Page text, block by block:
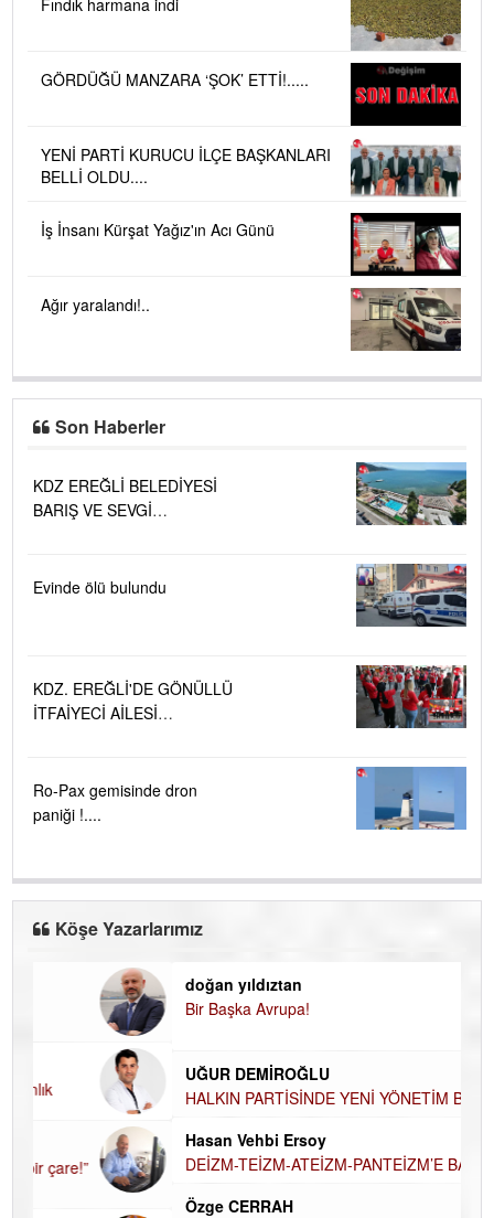
Fındık harmana indi
GÖRDÜĞÜ MANZARA ‘ŞOK’ ETTİ!.....
YENİ PARTİ KURUCU İLÇE BAŞKANLARI
BELLİ OLDU....
İş İnsanı Kürşat Yağız'ın Acı Günü
Ağır yaralandı!..
Son Haberler
KDZ EREĞLİ BELEDİYESİ
BARIŞ VE SEVGİ
Evinde ölü bulundu
KDZ. EREĞLİ'DE GÖNÜLLÜ
İTFAİYECİ AİLESİ
Ro-Pax gemisinde dron
paniği !....
Köşe Yazarlarımız
doğan yıldıztan
Bir Başka Avrupa!
UĞUR DEMİROĞLU
HALKIN PARTİSİNDE YENİ YÖNETİM
BELİRLENDİ…
Hasan Vehbi Ersoy
DEİZM-TEİZM-ATEİZM-PANTEİZM’E BAKIŞ